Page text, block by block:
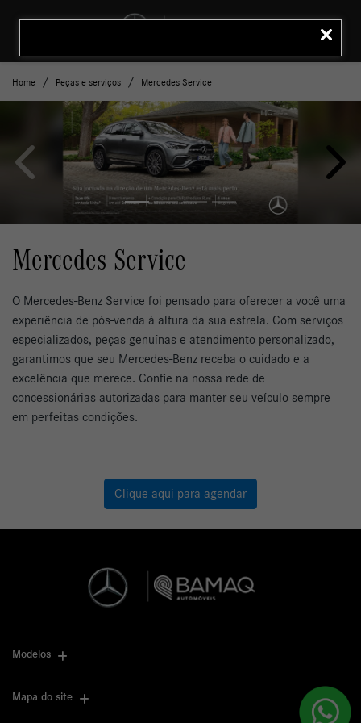
LIGAR
Home Peças e serviços Mercedes Service
templates.template-01.components.carousel.texts.control_prev
Mercedes Service
O Mercedes-Benz Service foi pensado para oferecer a você uma
experiência de pós-venda à altura da sua estrela. Com serviços
especializados, peças genuínas e atendimento personalizado,
garantimos que seu Mercedes-Benz receba o cuidado e a
excelência que merece. Confie na nossa rede de
concessionárias autorizadas para manter seu veículo sempre
em perfeitas condições.
Clique aqui para agendar
Modelos
Mapa do site